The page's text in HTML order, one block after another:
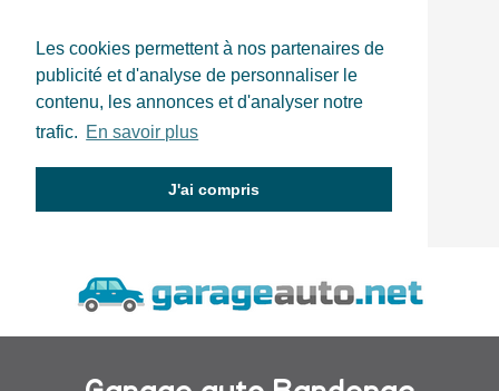
Les cookies permettent à nos partenaires de
publicité et d'analyse de personnaliser le
contenu, les annonces et d'analyser notre
trafic. En savoir plus
J'ai compris